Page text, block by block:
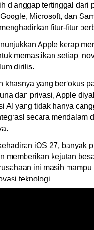
dianggap tertinggal dari
Microsoft, dan
fitur-fitur
Apple kerap
memastikan setiap
dirilis.
khasnya yang berfokus
dan privasi, Apple
AI yang tidak hanya
secara mendalam
iOS 27, banyak
memberikan kejutan
ini masih mampu
teknologi.